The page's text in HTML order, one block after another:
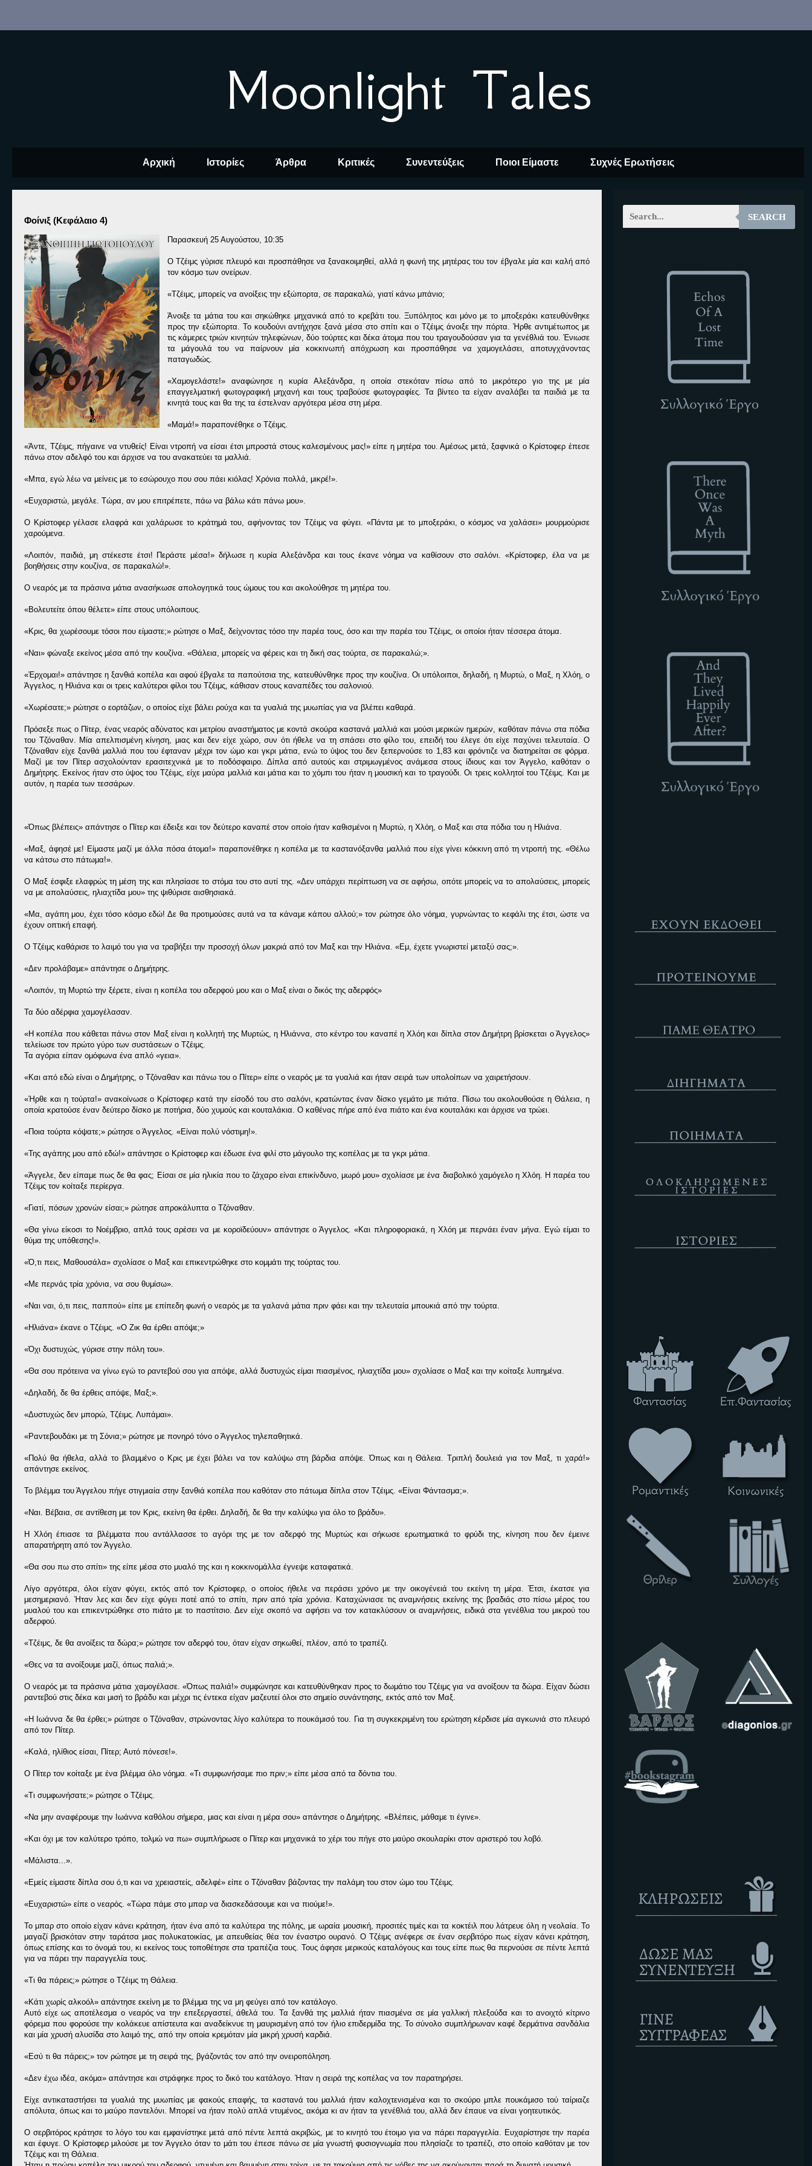
Moonlight Tales
Αρχική Ιστορίες Άρθρα Κριτικές Συνεντεύξεις Ποιοι Είμαστε Συχνές Ερωτήσεις
Φοίνιξ (Κεφάλαιο 4)
Παρασκευή 25 Αυγούστου, 10:35
Ο Τζέιμς γύρισε πλευρό και προσπάθησε να ξανακοιμηθεί, αλλά η φωνή της μητέρας του τον έβγαλε μία και καλή από
τον κόσμο των ονείρων.
«Τζέιμς, μπορείς να ανοίξεις την εξώπορτα, σε παρακαλώ, γιατί κάνω μπάνιο;
Άνοιξε τα μάτια του και σηκώθηκε μηχανικά από το κρεβάτι του. Ξυπόλητος και μόνο με το μποξεράκι κατευθύνθηκε
προς την εξώπορτα. Το κουδούνι αντήχησε ξανά μέσα στο σπίτι και ο Τζέιμς άνοιξε την πόρτα. Ήρθε αντιμέτωπος με
τις κάμερες τριών κινητών τηλεφώνων, δύο τούρτες και δέκα άτομα που του τραγουδούσαν για τα γενέθλιά του. Ένιωσε
τα μάγουλά του να παίρνουν μία κοκκινωπή απόχρωση και προσπάθησε να χαμογελάσει, αποτυγχάνοντας
παταγωδώς.
«Χαμογελάστε!» αναφώνησε η κυρία Αλεξάνδρα, η οποία στεκόταν πίσω από το μικρότερο γιο της με μία
επαγγελματική φωτογραφική μηχανή και τους τραβούσε φωτογραφίες. Τα βίντεο τα είχαν αναλάβει τα παιδιά με τα
κινητά τους και θα της τα έστελναν αργότερα μέσα στη μέρα.
«Μαμά!» παραπονέθηκε ο Τζέιμς.
«Άντε, Τζέιμς, πήγαινε να ντυθείς! Είναι ντροπή να είσαι έτσι μπροστά στους καλεσμένους μας!» είπε η μητέρα του. Αμέσως μετά, ξαφνικά ο Κρίστοφερ έπεσε
πάνω στον αδελφό του και άρχισε να του ανακατεύει τα μαλλιά.
«Μπα, εγώ λέω να μείνεις με το εσώρουχο που σου πάει κιόλας! Χρόνια πολλά, μικρέ!».
«Ευχαριστώ, μεγάλε. Τώρα, αν μου επιτρέπετε, πάω να βάλω κάτι πάνω μου».
Ο Κρίστοφερ γέλασε ελαφρά και χαλάρωσε το κράτημά του, αφήνοντας τον Τζέιμς να φύγει. «Πάντα με το μποξεράκι, ο κόσμος να χαλάσει» μουρμούρισε
χαρούμενα.
«Λοιπόν, παιδιά, μη στέκεστε έτσι! Περάστε μέσα!» δήλωσε η κυρία Αλεξάνδρα και τους έκανε νόημα να καθίσουν στο σαλόνι. «Κρίστοφερ, έλα να με
βοηθήσεις στην κουζίνα, σε παρακαλώ!».
Ο νεαρός με τα πράσινα μάτια ανασήκωσε απολογητικά τους ώμους του και ακολούθησε τη μητέρα του.
«Βολευτείτε όπου θέλετε» είπε στους υπόλοιπους.
«Κρις, θα χωρέσουμε τόσοι που είμαστε;» ρώτησε ο Μαξ, δείχνοντας τόσο την παρέα τους, όσο και την παρέα του Τζέιμς, οι οποίοι ήταν τέσσερα άτομα.
«Ναι» φώναξε εκείνος μέσα από την κουζίνα. «Θάλεια, μπορείς να φέρεις και τη δική σας τούρτα, σε παρακαλώ;».
«Έρχομαι!» απάντησε η ξανθιά κοπέλα και αφού έβγαλε τα παπούτσια της, κατευθύνθηκε προς την κουζίνα. Οι υπόλοιποι, δηλαδή, η Μυρτώ, ο Μαξ, η Χλόη, ο
Άγγελος, η Ηλιάνα και οι τρεις καλύτεροι φίλοι του Τζέιμς, κάθισαν στους καναπέδες του σαλονιού.
«Χωρέσατε;» ρώτησε ο εορτάζων, ο οποίος είχε βάλει ρούχα και τα γυαλιά της μυωπίας για να βλέπει καθαρά.
Πρόσεξε πως ο Πίτερ, ένας νεαρός αδύνατος και μετρίου αναστήματος με κοντά σκούρα καστανά μαλλιά και μούσι μερικών ημερών, καθόταν πάνω στα πόδια
του Τζόναθαν. Μία απελπισμένη κίνηση, μιας και δεν είχε χώρο, συν ότι ήθελε να τη σπάσει στο φίλο του, επειδή του έλεγε ότι είχε παχύνει τελευταία. Ο
Τζόναθαν είχε ξανθά μαλλιά που του έφταναν μέχρι τον ώμο και γκρι μάτια, ενώ το ύψος του δεν ξεπερνούσε το 1,83 και φρόντιζε να διατηρείται σε φόρμα.
Μαζί με τον Πίτερ ασχολούνταν ερασιτεχνικά με το ποδόσφαιρο. Δίπλα από αυτούς και στριμωγμένος ανάμεσα στους ίδιους και τον Άγγελο, καθόταν ο
Δημήτρης. Εκείνος ήταν στο ύψος του Τζέιμς, είχε μαύρα μαλλιά και μάτια και το χόμπι του ήταν η μουσική και το τραγούδι. Οι τρεις κολλητοί του Τζέιμς. Και με
αυτόν, η παρέα των τεσσάρων.
«Όπως βλέπεις» απάντησε ο Πίτερ και έδειξε και τον δεύτερο καναπέ στον οποίο ήταν καθισμένοι η Μυρτώ, η Χλόη, ο Μαξ και στα πόδια του η Ηλιάνα.
«Μαξ, άφησέ με! Είμαστε μαζί με άλλα πόσα άτομα!» παραπονέθηκε η κοπέλα με τα καστανόξανθα μαλλιά που είχε γίνει κόκκινη από τη ντροπή της. «Θέλω
να κάτσω στο πάτωμα!».
Ο Μαξ έσφιξε ελαφρώς τη μέση της και πλησίασε το στόμα του στο αυτί της. «Δεν υπάρχει περίπτωση να σε αφήσω, οπότε μπορείς να το απολαύσεις, μπορείς
να με απολαύσεις, ηλιαχτίδα μου» της ψιθύρισε αισθησιακά.
«Μα, αγάπη μου, έχει τόσο κόσμο εδώ! Δε θα προτιμούσες αυτά να τα κάναμε κάπου αλλού;» τον ρώτησε όλο νόημα, γυρνώντας το κεφάλι της έτσι, ώστε να
έχουν οπτική επαφή.
Ο Τζέιμς καθάρισε το λαιμό του για να τραβήξει την προσοχή όλων μακριά από τον Μαξ και την Ηλιάνα. «Εμ, έχετε γνωριστεί μεταξύ σας;».
«Δεν προλάβαμε» απάντησε ο Δημήτρης.
«Λοιπόν, τη Μυρτώ την ξέρετε, είναι η κοπέλα του αδερφού μου και ο Μαξ είναι ο δικός της αδερφός»
Τα δύο αδέρφια χαμογέλασαν.
«Η κοπέλα που κάθεται πάνω στον Μαξ είναι η κολλητή της Μυρτώς, η Ηλιάννα, στο κέντρο του καναπέ η Χλόη και δίπλα στον Δημήτρη βρίσκεται ο Άγγελος»
τελείωσε τον πρώτο γύρο των συστάσεων ο Τζέιμς.
Τα αγόρια είπαν ομόφωνα ένα απλό «γεια».
«Και από εδώ είναι ο Δημήτρης, ο Τζόναθαν και πάνω του ο Πίτερ» είπε ο νεαρός με τα γυαλιά και ήταν σειρά των υπολοίπων να χαιρετήσουν.
«Ήρθε και η τούρτα!» ανακοίνωσε ο Κρίστοφερ κατά την είσοδό του στο σαλόνι, κρατώντας έναν δίσκο γεμάτο με πιάτα. Πίσω του ακολουθούσε η Θάλεια, η
οποία κρατούσε έναν δεύτερο δίσκο με ποτήρια, δύο χυμούς και κουταλάκια. Ο καθένας πήρε από ένα πιάτο και ένα κουταλάκι και άρχισε να τρώει.
«Ποια τούρτα κόψατε;» ρώτησε ο Άγγελος. «Είναι πολύ νόστιμη!».
«Της αγάπης μου από εδώ!» απάντησε ο Κρίστοφερ και έδωσε ένα φιλί στο μάγουλο της κοπέλας με τα γκρι μάτια.
«Άγγελε, δεν είπαμε πως δε θα φας; Είσαι σε μία ηλικία που το ζάχαρο είναι επικίνδυνο, μωρό μου» σχολίασε με ένα διαβολικό χαμόγελο η Χλόη. Η παρέα του
Τζέιμς τον κοίταξε περίεργα.
«Γιατί, πόσων χρονών είσαι;» ρώτησε απροκάλυπτα ο Τζόναθαν.
«Θα γίνω είκοσι το Νοέμβριο, απλά τους αρέσει να με κοροϊδεύουν» απάντησε ο Άγγελος. «Και πληροφοριακά, η Χλόη με περνάει έναν μήνα. Εγώ είμαι το
θύμα της υπόθεσης!».
«Ό,τι πεις, Μαθουσάλα» σχολίασε ο Μαξ και επικεντρώθηκε στο κομμάτι της τούρτας του.
«Με περνάς τρία χρόνια, να σου θυμίσω».
«Ναι ναι, ό,τι πεις, παππού» είπε με επίπεδη φωνή ο νεαρός με τα γαλανά μάτια πριν φάει και την τελευταία μπουκιά από την τούρτα.
«Ηλιάνα» έκανε ο Τζέιμς. «Ο Ζικ θα έρθει απόψε;»
«Όχι δυστυχώς, γύρισε στην πόλη του».
«Θα σου πρότεινα να γίνω εγώ το ραντεβού σου για απόψε, αλλά δυστυχώς είμαι πιασμένος, ηλιαχτίδα μου» σχολίασε ο Μαξ και την κοίταξε λυπημένα.
«Δηλαδή, δε θα έρθεις απόψε, Μαξ;».
«Δυστυχώς δεν μπορώ, Τζέιμς. Λυπάμαι».
«Ραντεβουδάκι με τη Σόνια;» ρώτησε με πονηρό τόνο ο Άγγελος τηλεπαθητικά.
«Πολύ θα ήθελα, αλλά το βλαμμένο ο Κρις με έχει βάλει να τον καλύψω στη βάρδια απόψε. Όπως και η Θάλεια. Τριπλή δουλειά για τον Μαξ, τι χαρά!»
απάντησε εκείνος.
Το βλέμμα του Άγγελου πήγε στιγμιαία στην ξανθιά κοπέλα που καθόταν στο πάτωμα δίπλα στον Τζέιμς. «Είναι Φάντασμα;».
«Ναι. Βέβαια, σε αντίθεση με τον Κρις, εκείνη θα έρθει. Δηλαδή, δε θα την καλύψω για όλο το βράδυ».
Η Χλόη έπιασε τα βλέμματα που αντάλλασσε το αγόρι της με τον αδερφό της Μυρτώς και σήκωσε ερωτηματικά το φρύδι της, κίνηση που δεν έμεινε
απαρατήρητη από τον Άγγελο.
«Θα σου πω στο σπίτι» της είπε μέσα στο μυαλό της και η κοκκινομάλλα έγνεψε καταφατικά.
Λίγο αργότερα, όλοι είχαν φύγει, εκτός από τον Κρίστοφερ, ο οποίος ήθελε να περάσει χρόνο με την οικογένειά του εκείνη τη μέρα. Έτσι, έκατσε για
μεσημεριανό. Ήταν λες και δεν είχε φύγει ποτέ από το σπίτι, πριν από τρία χρόνια. Καταχώνιασε τις αναμνήσεις εκείνης της βραδιάς στο πίσω μέρος του
μυαλού του και επικεντρώθηκε στο πιάτο με το παστίτσιο. Δεν είχε σκοπό να αφήσει να τον κατακλύσουν οι αναμνήσεις, ειδικά στα γενέθλια του μικρού του
αδερφού.
«Τζέιμς, δε θα ανοίξεις τα δώρα;» ρώτησε τον αδερφό του, όταν είχαν σηκωθεί, πλέον, από το τραπέζι.
«Θες να τα ανοίξουμε μαζί, όπως παλιά;».
Ο νεαρός με τα πράσινα μάτια χαμογέλασε. «Όπως παλιά!» συμφώνησε και κατευθύνθηκαν προς το δωμάτιο του Τζέιμς για να ανοίξουν τα δώρα. Είχαν δώσει
ραντεβού στις δέκα και μισή το βράδυ και μέχρι τις έντεκα είχαν μαζευτεί όλοι στο σημείο συνάντησης, εκτός από τον Μαξ.
«Η Ιωάννα δε θα έρθει;» ρώτησε ο Τζόναθαν, στρώνοντας λίγο καλύτερα το πουκάμισό του. Για τη συγκεκριμένη του ερώτηση κέρδισε μία αγκωνιά στο πλευρό
από τον Πίτερ.
«Καλά, ηλίθιος είσαι, Πίτερ; Αυτό πόνεσε!».
Ο Πίτερ τον κοίταξε με ένα βλέμμα όλο νόημα. «Τι συμφωνήσαμε πιο πριν;» είπε μέσα από τα δόντια του.
«Τι συμφωνήσατε;» ρώτησε ο Τζέιμς.
«Να μην αναφέρουμε την Ιωάννα καθόλου σήμερα, μιας και είναι η μέρα σου» απάντησε ο Δημήτρης. «Βλέπεις, μάθαμε τι έγινε».
«Και όχι με τον καλύτερο τρόπο, τολμώ να πω» συμπλήρωσε ο Πίτερ και μηχανικά το χέρι του πήγε στο μαύρο σκουλαρίκι στον αριστερό του λοβό.
«Μάλιστα...».
«Εμείς είμαστε δίπλα σου ό,τι και να χρειαστείς, αδελφέ» είπε ο Τζόναθαν βάζοντας την παλάμη του στον ώμο του Τζέιμς.
«Ευχαριστώ» είπε ο νεαρός. «Τώρα πάμε στο μπαρ να διασκεδάσουμε και να πιούμε!».
Το μπαρ στο οποίο είχαν κάνει κράτηση, ήταν ένα από τα καλύτερα της πόλης, με ωραία μουσική, προσιτές τιμές και τα κοκτέιλ που λάτρευε όλη η νεολαία. Το
μαγαζί βρισκόταν στην ταράτσα μιας πολυκατοικίας, με απευθείας θέα τον έναστρο ουρανό. Ο Τζέιμς ανέφερε σε έναν σερβιτόρο πως είχαν κάνει κράτηση,
όπως επίσης και το όνομά του, κι εκείνος τους τοποθέτησε στα τραπέζια τους. Τους άφησε μερικούς καταλόγους και τους είπε πως θα περνούσε σε πέντε λεπτά
για να πάρει την παραγγελία τους.
«Τι θα πάρεις;» ρώτησε ο Τζέιμς τη Θάλεια.
«Κάτι χωρίς αλκοόλ» απάντησε εκείνη με το βλέμμα της να μη φεύγει από τον κατάλογο.
Αυτό είχε ως αποτέλεσμα ο νεαρός να την επεξεργαστεί, άθελά του. Τα ξανθά της μαλλιά ήταν πιασμένα σε μία γαλλική πλεξούδα και το ανοιχτό κίτρινο
φόρεμα που φορούσε την κολάκευε απίστευτα και αναδείκνυε τη μαυρισμένη από τον ήλιο επιδερμίδα της. Το σύνολο συμπλήρωναν καφέ δερμάτινα σανδάλια
και μία χρυσή αλυσίδα στο λαιμό της, από την οποία κρεμόταν μία μικρή χρυσή καρδιά.
«Εσύ τι θα πάρεις;» τον ρώτησε με τη σειρά της, βγάζοντάς τον από την ονειροπόληση.
«Δεν έχω ιδέα, ακόμα» απάντησε και στράφηκε προς το δικό του κατάλογο. Ήταν η σειρά της κοπέλας να τον παρατηρήσει.
Είχε αντικαταστήσει τα γυαλιά της μυωπίας με φακούς επαφής, τα καστανά του μαλλιά ήταν καλοχτενισμένα και το σκούρο μπλε πουκάμισο τού ταίριαζε
απόλυτα, όπως και το μαύρο παντελόνι. Μπορεί να ήταν πολύ απλά ντυμένος, ακόμα κι αν ήταν τα γενέθλιά του, αλλά δεν έπαυε να είναι γοητευτικός.
Ο σερβιτόρος κράτησε το λόγο του και εμφανίστηκε μετά από πέντε λεπτά ακριβώς, με το κινητό του έτοιμο για να πάρει παραγγελία. Ευχαρίστησε την παρέα
και έφυγε. Ο Κρίστοφερ μιλούσε με τον Άγγελο όταν το μάτι του έπεσε πάνω σε μία γνωστή φυσιογνωμία που πλησίαζε το τραπέζι, στο οποίο καθόταν με τον
Τζέιμς και τη Θάλεια.
SEARCH